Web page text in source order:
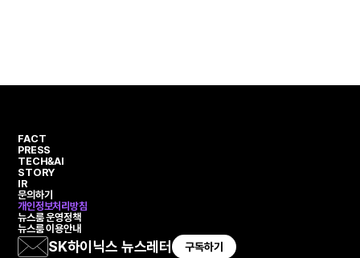
FACT
PRESS
TECH&AI
STORY
IR
문의하기
개인정보처리방침
뉴스룸 운영정책
뉴스룸 이용안내
SK하이닉스 뉴스레터 구독하기